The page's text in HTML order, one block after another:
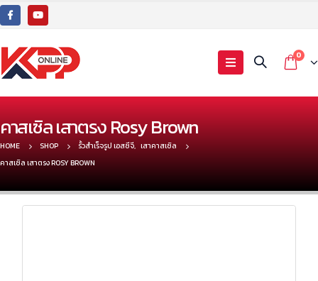
0
คาสเซิล เสาตรง Rosy Brown
HOME SHOP รั้วสำเร็จรูป เอสซีจี, เสาคาสเซิล
คาสเซิล เสาตรง ROSY BROWN